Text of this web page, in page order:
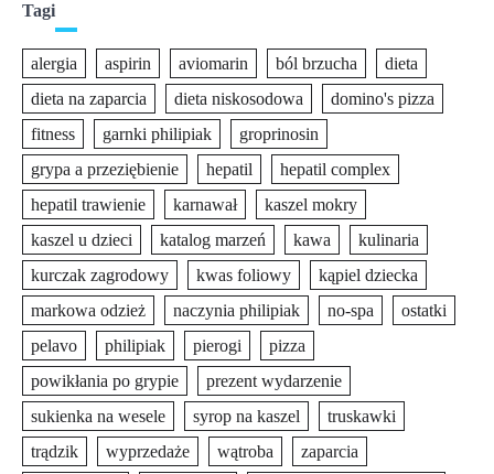
Tagi
alergia aspirin aviomarin ból brzucha
dieta
dieta na zaparcia
dieta niskosodowa
domino's pizza
fitness
garnki philipiak
groprinosin
grypa a przeziębienie
hepatil
hepatil complex
hepatil trawienie
karnawał
kaszel mokry
kaszel u dzieci
katalog marzeń kawa
kulinaria
kurczak zagrodowy
kwas foliowy
kąpiel dziecka
markowa odzież
naczynia philipiak no-spa
ostatki
pelavo
philipiak pierogi
pizza
powikłania po grypie
prezent wydarzenie
sukienka na wesele
syrop na kaszel
truskawki
trądzik
wyprzedaże wątroba zaparcia